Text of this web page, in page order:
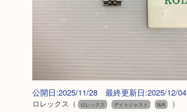
公開日:2025/11/28 最終更新日:2025/12/04
ロレックス （ ロレックス デイトジャスト N/A
）